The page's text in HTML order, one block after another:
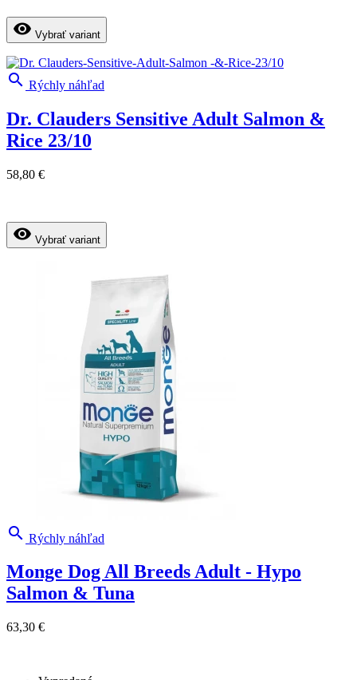
visibility Vybrať variant
 Rýchly náhľad
Dr. Clauders Sensitive Adult Salmon &
Rice 23/10
58,80 €
visibility Vybrať variant
 Rýchly náhľad
Monge Dog All Breeds Adult - Hypo
Salmon & Tuna
63,30 €